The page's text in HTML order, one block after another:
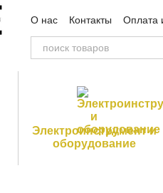
О нас Контакты
Оплата
Пользовательское
Электроинструмент и
оборудование